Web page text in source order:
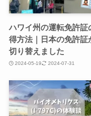
ハワイ州の運転免許証
得方法｜日本の免許証
切り替えました
2024-05-19 2024-07-31